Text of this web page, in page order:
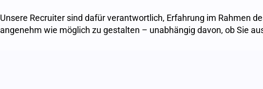
Unsere Recruiter sind dafür verantwortlich, Erfahrung im Rahmen
angenehm wie möglich zu gestalten – unabhängig davon, ob Sie